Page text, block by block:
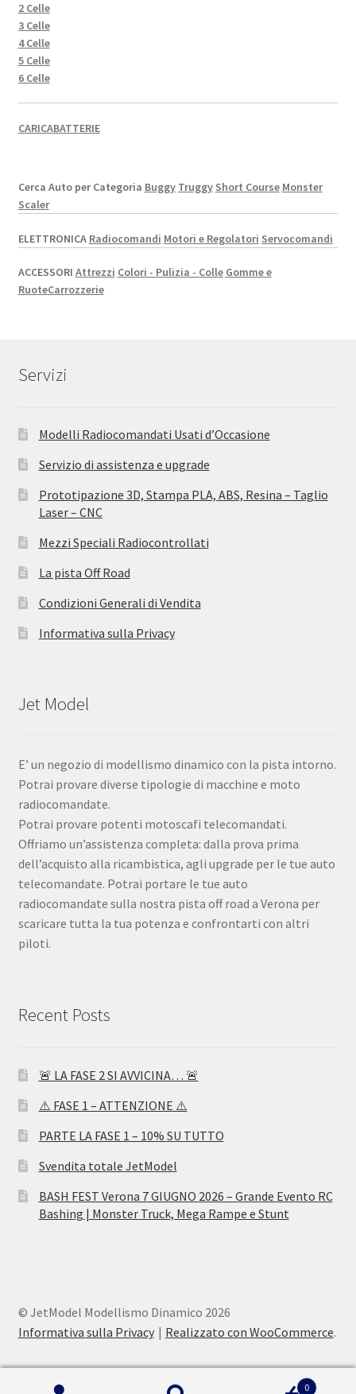
2 Celle
3 Celle
4 Celle
5 Celle
6 Celle
CARICABATTERIE
Cerca Auto per Categoria Buggy Truggy Short Course Monster
Scaler
ELETTRONICA Radiocomandi Motori e Regolatori Servocomandi
ACCESSORI Attrezzi Colori - Pulizia - Colle Gomme e
RuoteCarrozzerie
Servizi
Modelli Radiocomandati Usati d’Occasione
Servizio di assistenza e upgrade
Prototipazione 3D, Stampa PLA, ABS, Resina – Taglio
Laser – CNC
Mezzi Speciali Radiocontrollati
La pista Off Road
Condizioni Generali di Vendita
Informativa sulla Privacy
Jet Model
E’ un negozio di modellismo dinamico con la pista intorno.
Potrai provare diverse tipologie di macchine e moto
radiocomandate.
Potrai provare potenti motoscafi telecomandati.
Offriamo un’assistenza completa: dalla prova prima
dell’acquisto alla ricambistica, agli upgrade per le tue auto
telecomandate. Potrai portare le tue auto
radiocomandate sulla nostra pista off road a Verona per
scaricare tutta la tua potenza e confrontarti con altri
piloti.
Recent Posts
🚨 LA FASE 2 SI AVVICINA… 🚨
⚠️ FASE 1 – ATTENZIONE ⚠️
PARTE LA FASE 1 – 10% SU TUTTO
Svendita totale JetModel
BASH FEST Verona 7 GIUGNO 2026 – Grande Evento RC
Bashing | Monster Truck, Mega Rampe e Stunt
© JetModel Modellismo Dinamico 2026
Informativa sulla Privacy
Realizzato con WooCommerce.
0